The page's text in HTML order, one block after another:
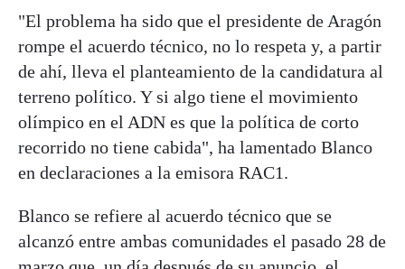
"El problema ha sido que el presidente de Aragón
rompe el acuerdo técnico, no lo respeta y, a partir
de ahí, lleva el planteamiento de la candidatura al
terreno político. Y si algo tiene el movimiento
olímpico en el ADN es que la política de corto
recorrido no tiene cabida", ha lamentado Blanco
en declaraciones a la emisora RAC1.
Blanco se refiere al acuerdo técnico que se
alcanzó entre ambas comunidades el pasado 28 de